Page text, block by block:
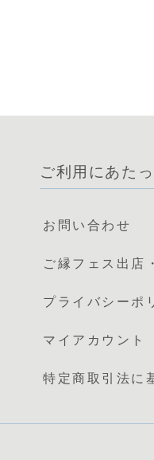
ご利用にあた
お問い合わせ
ご縁フェス出店
プライバシーポ
マイアカウント
特定商取引法に